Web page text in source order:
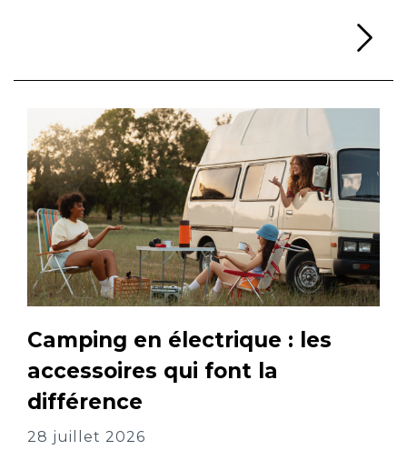
Camping en électrique : les
accessoires qui font la
différence
28 juillet 2026